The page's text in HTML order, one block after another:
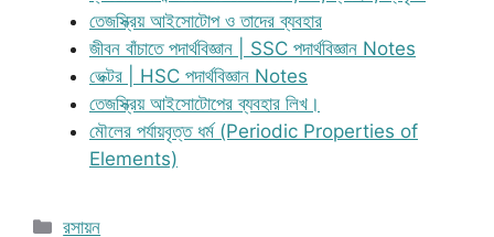
তেজস্ক্রিয় আইসোটোপ ও তাদের ব্যবহার
জীবন বাঁচাতে পদার্থবিজ্ঞান | SSC পদার্থবিজ্ঞান Notes
ভেক্টর | HSC পদার্থবিজ্ঞান Notes
তেজস্ক্রিয় আইসোটোপের ব্যবহার লিখ।
মৌলের পর্যায়বৃত্ত ধর্ম (Periodic Properties of
Elements)
Categories
রসায়ন